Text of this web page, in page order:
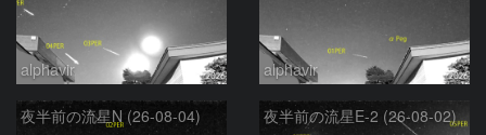
alphavir alphavir
夜半前の流星N (26-08-04) 夜半前の流星E-2 (26-08-02)